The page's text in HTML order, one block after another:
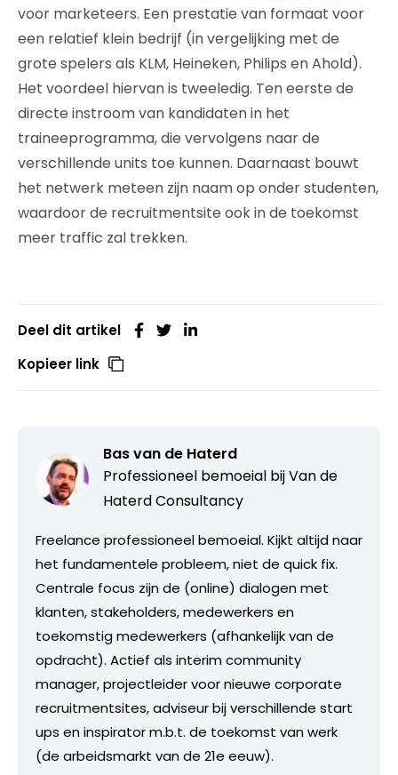
voor marketeers. Een prestatie van formaat voor
een relatief klein bedrijf (in vergelijking met de
grote spelers als KLM, Heineken, Philips en Ahold).
Het voordeel hiervan is tweeledig. Ten eerste de
directe instroom van kandidaten in het
traineeprogramma, die vervolgens naar de
verschillende units toe kunnen. Daarnaast bouwt
het netwerk meteen zijn naam op onder studenten,
waardoor de recruitmentsite ook in de toekomst
meer traffic zal trekken.
Deel dit artikel
Kopieer link
Bas van de Haterd
Professioneel bemoeial bijVan de
Haterd Consultancy
Freelance professioneel bemoeial. Kijkt altijd naar
het fundamentele probleem, niet de quick fix.
Centrale focus zijn de (online) dialogen met
klanten, stakeholders, medewerkers en
toekomstig medewerkers (afhankelijk van de
opdracht). Actief als interim community
manager, projectleider voor nieuwe corporate
recruitmentsites, adviseur bij verschillende start
ups en inspirator m.b.t. de toekomst van werk
(de arbeidsmarkt van de 21e eeuw).